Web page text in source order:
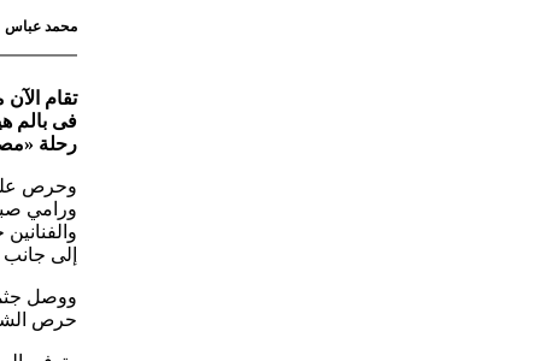
محمد عباس
تقام
رحلة
وحرص على
ورامي
إلى
ووصل
حرص